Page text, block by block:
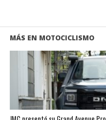
MÁS EN MOTOCICLISMO